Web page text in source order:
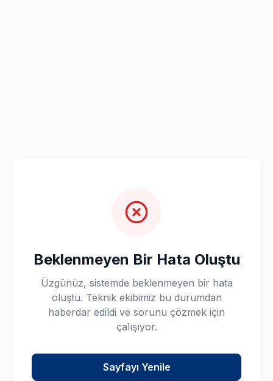
Beklenmeyen Bir Hata Oluştu
Üzgünüz, sistemde beklenmeyen bir hata
oluştu. Teknik ekibimiz bu durumdan
haberdar edildi ve sorunu çözmek için
çalışıyor.
Sayfayı Yenile